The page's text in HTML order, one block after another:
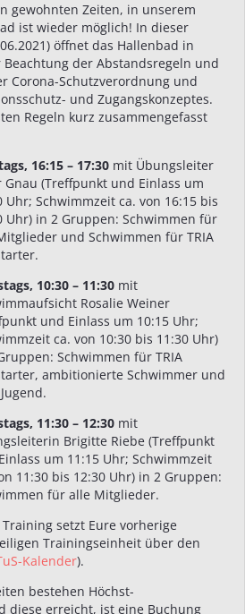
gewohnten Zeiten, in unserem
ist wieder möglich! In dieser
öffnet das Hallenbad in
der Abstandsregeln und
Corona-Schutzverordnung und
und Zugangskonzeptes.
Regeln kurz zusammengefasst
16:15 – 17:30 mit Übungsleiter
Gnau (Treffpunkt und Einlass um
Uhr; Schwimmzeit ca. von 16:15 bis
Uhr) in 2 Gruppen: Schwimmen für
und Schwimmen für TRIA
10:30 – 11:30 mit
Rosalie Weiner
und Einlass um 10:15 Uhr;
ca. von 10:30 bis 11:30 Uhr)
Schwimmen für TRIA
ambitionierte Schwimmer und
11:30 – 12:30 mit
Brigitte Riebe (Treffpunkt
um 11:15 Uhr; Schwimmzeit
11:30 bis 12:30 Uhr) in 2 Gruppen:
für alle Mitglieder.
setzt Eure vorherige
Trainingseinheit über den
Kalender).
bestehen Höchst-
diese erreicht, ist eine Buchung